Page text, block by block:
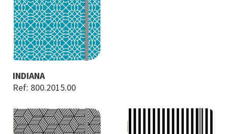
INDIANA
Ref: 800.2015.00